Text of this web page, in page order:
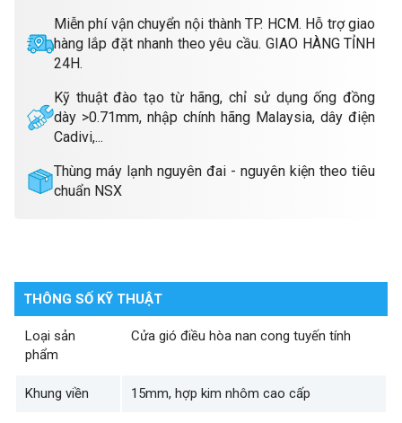
Miễn phí vận chuyển nội thành TP. HCM. Hỗ trợ giao
hàng lắp đặt nhanh theo yêu cầu. GIAO HÀNG TỈNH
24H.
Kỹ thuật đào tạo từ hãng, chỉ sử dụng ống đồng
dày >0.71mm, nhập chính hãng Malaysia, dây điện
Cadivi,...
Thùng máy lạnh nguyên đai - nguyên kiện theo tiêu
chuẩn NSX
THÔNG SỐ KỸ THUẬT
Loại sản
phẩm
Cửa gió điều hòa nan cong tuyến tính
Khung viền 15mm, hợp kim nhôm cao cấp